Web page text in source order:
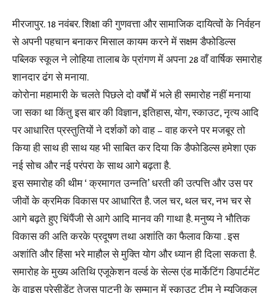
मीरजापुर. 18 नवंबर. शिक्षा की गुणवत्ता और सामाजिक दायित्वों के निर्वहन
से अपनी पहचान बनाकर मिसाल कायम करने में सक्षम डैफोडिल्स
पब्लिक स्कूल ने लोहिया तालाब के प्रांगण में अपना 28 वाँ वार्षिक समारोह
शानदार ढंग से मनाया.
कोरोना महामारी के चलते पिछले दो वर्षों में भले ही समारोह नहीं मनाया
जा सका था किंतु इस बार की विज्ञान, इतिहास, योग, स्काउट, नृत्य आदि
पर आधारित प्रस्तुतियों ने दर्शकों को वाह – वाह करने पर मजबूर तो
किया ही साथ ही साथ यह भी साबित कर दिया कि डैफोडिल्स हमेशा एक
नई सोच और नई परंपरा के साथ आगे बढ़ता है.
इस समारोह की थीम ‘ क्रमागत उन्नति’ धरती की उत्पत्ति और उस पर
जीवों के क्रमिक विकास पर आधारित है. जल चर, थल चर, नभ चर से
आगे बढ़ते हुए चिंपैंजी से आगे आदि मानव की गाथा है. मनुष्य ने भौतिक
विकास की अति करके प्रदूषण तथा अशांति का फैलाव किया . इस
अशांति और हिंसा भरे माहौल से मुक्ति योग और ध्यान ही दिला सकता है.
समारोह के मुख्य अतिथि एजूकेशन वर्ल्ड के सेल्स एंड मार्केटिंग डिपार्टमेंट